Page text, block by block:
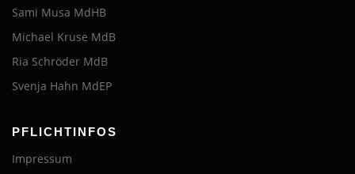
Sami Musa MdHB
Michael Kruse MdB
Ria Schröder MdB
Svenja Hahn MdEP
PFLICHTINFOS
Impressum